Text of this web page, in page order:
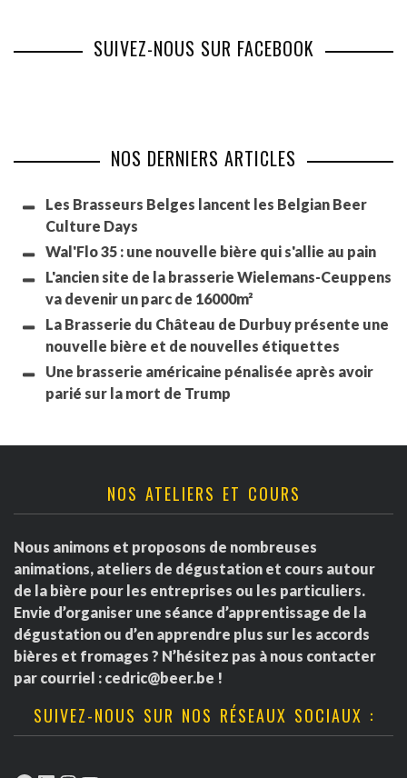
SUIVEZ-NOUS SUR FACEBOOK
NOS DERNIERS ARTICLES
Les Brasseurs Belges lancent les Belgian Beer
Culture Days
Wal'Flo 35 : une nouvelle bière qui s'allie au pain
L'ancien site de la brasserie Wielemans-Ceuppens
va devenir un parc de 16000m²
La Brasserie du Château de Durbuy présente une
nouvelle bière et de nouvelles étiquettes
Une brasserie américaine pénalisée après avoir
parié sur la mort de Trump
NOS ATELIERS ET COURS
Nous animons et proposons de nombreuses
animations, ateliers de dégustation et cours autour
de la bière pour les entreprises ou les particuliers.
Envie d’organiser une séance d’apprentissage de la
dégustation ou d’en apprendre plus sur les accords
bières et fromages ? N’hésitez pas à nous contacter
par courriel : cedric@beer.be !
SUIVEZ-NOUS SUR NOS RÉSEAUX SOCIAUX :